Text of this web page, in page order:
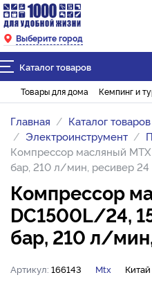
Выберите город
Каталог товаров
Товары для дома Кемпинг и
Главная Каталог товаров
Электроинструмент
Компрессор масляный
бар, 210 л/мин, ресивер 24
Компрессор
DC1500L/24,
бар, 210 л/
Артикул: 166143 Mtx Китай